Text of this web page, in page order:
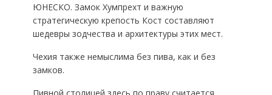
ЮНЕСКО. Замок Хумпрехт и важную
стратегическую крепость Кост составляют
шедевры зодчества и архитектуры этих мест.
Чехия также немыслима без пива, как и без
замков.